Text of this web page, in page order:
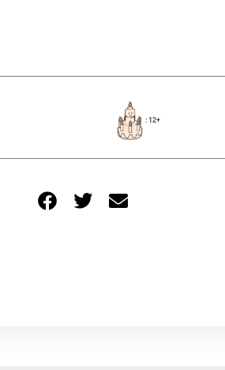
: 12+